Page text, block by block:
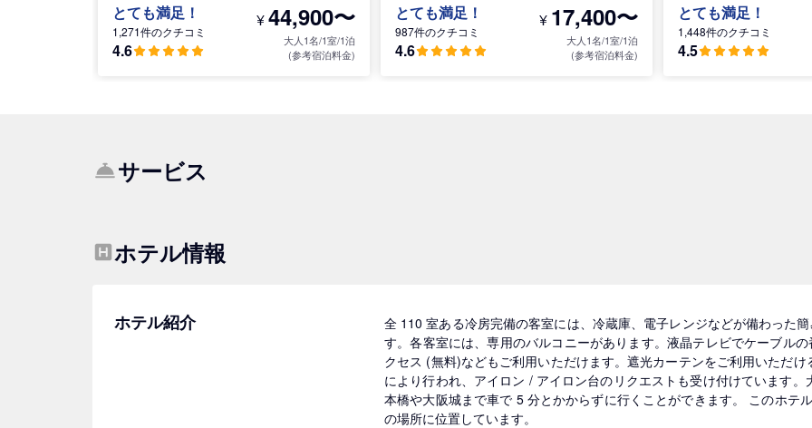
とても満足！
1,271件のクチコミ
4.6
¥44,900〜
大人1名/1室/1泊
(参考宿泊料金)
とても満足！
987件のクチコミ
4.6
¥ 17,400〜
大人1名/1室/1泊
(参考宿泊料金)
とても満足！
1,448件のクチコミ
4.5
サービス
ホテル情報
ホテル紹介
全 110 室ある冷房完備の客室には、冷蔵庫、電子レンジなどが備わった
す。各客室には、専用のバルコニーがあります。液晶テレビでケーブル
クセス (無料)などもご利用いただけます。遮光カーテンをご利用いただ
により行われ、アイロン / アイロン台のリクエストも受け付けています
本橋や大阪城まで車で 5 分とかからずに行くことができます。 このホテ
の場所に位置しています。